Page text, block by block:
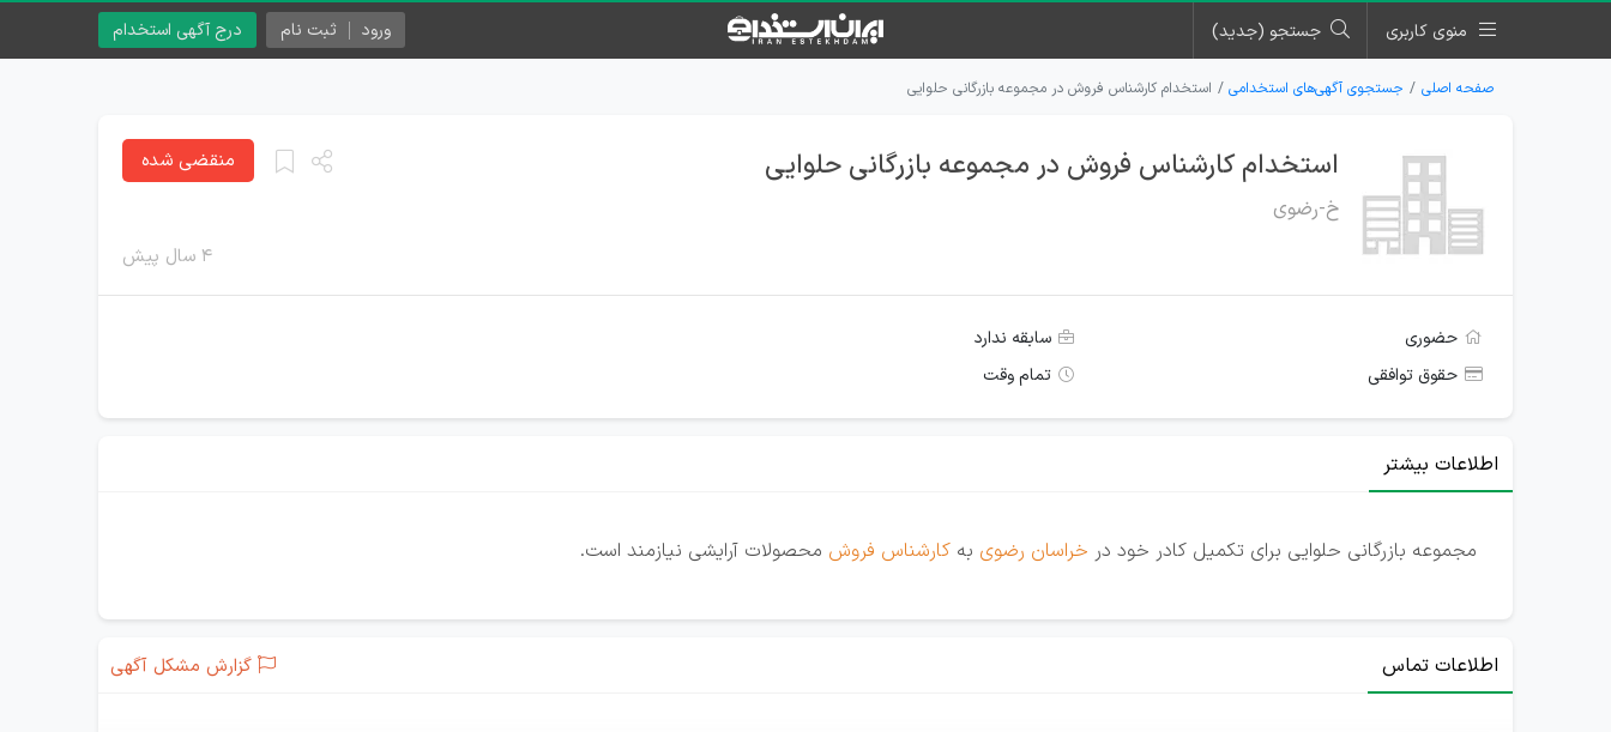
منوی کاربری جستجو (جدید) درج آگهی استخدام ورود ثبت نام
صفحه اصلی جستجوی آگهی‌های استخدامی استخدام کارشناس فروش در مجموعه بازرگانی حلوایی
استخدام کارشناس فروش در مجموعه بازرگانی حلوایی
خ-رضوی
۴ سال پیش
منقضی شده
حضوری
سابقه ندارد
حقوق توافقی
تمام وقت
اطلاعات بیشتر
مجموعه بازرگانی حلوایی برای تکمیل کادر خود در خراسان رضوی به کارشناس فروش محصولات آرایشی نیازمند است.
اطلاعات تماس گزارش مشکل آگهی